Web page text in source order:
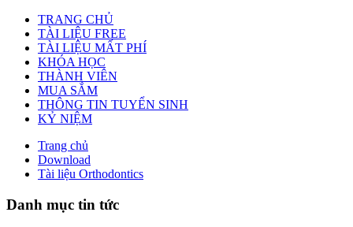
TRANG CHỦ
TÀI LIỆU FREE
TÀI LIỆU MẤT PHÍ
KHÓA HỌC
THÀNH VIÊN
MUA SẮM
THÔNG TIN TUYỂN SINH
KỶ NIỆM
Trang chủ
Download
Tài liệu Orthodontics
Danh mục tin tức